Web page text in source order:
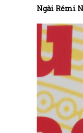
Ngài Rémi